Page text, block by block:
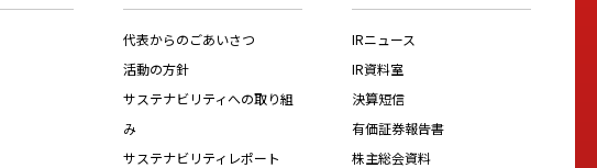
代表からのごあいさつ
活動の方針
サステナビリティへの取り組
み
サステナビリティレポート
IRニュース
IR資料室
決算短信
有価証券報告書
株主総会資料